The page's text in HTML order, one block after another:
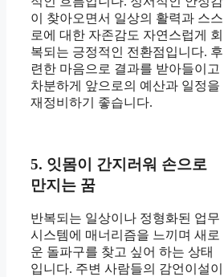
이 찾아오면서 일상의 활력과 스스
로에 대한 자존감도 자연스럽게 회
복되는 긍정적인 전환점입니다. 후
련한 마음으로 결과를 받아들이고
차분하게 앞으로의 예산과 일정을
재정비하기 좋습니다.
5. 잇몸이 간지러워 손으로
만지는 꿈
반복되는 일상이나 정형화된 업무
시스템에 매너리즘을 느끼며 새로
운 돌파구를 찾고 싶어 하는 상태
입니다. 주변 사람들의 감언이설이